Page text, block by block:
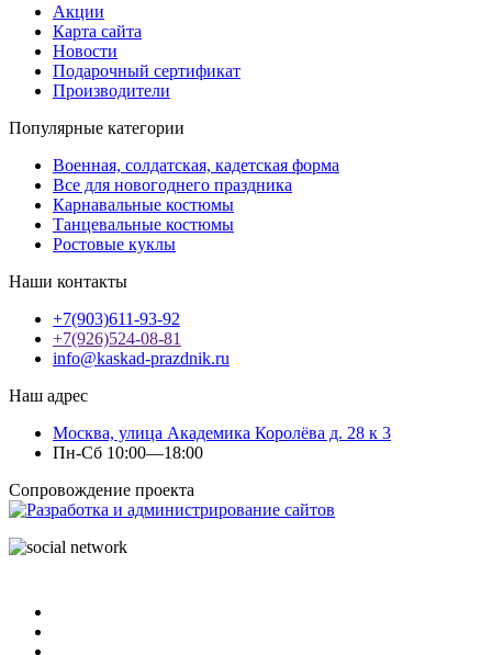
Акции
Карта сайта
Новости
Подарочный сертификат
Производители
Популярные категории
Военная, солдатская, кадетская форма
Все для новогоднего праздника
Карнавальные костюмы
Танцевальные костюмы
Ростовые куклы
Наши контакты
+7(903)611-93-92
+7(926)524-08-81
info@kaskad-prazdnik.ru
Наш адрес
Москва, улица Академика Королёва д. 28 к 3
Пн-Сб 10:00—18:00
Сопровождение проекта